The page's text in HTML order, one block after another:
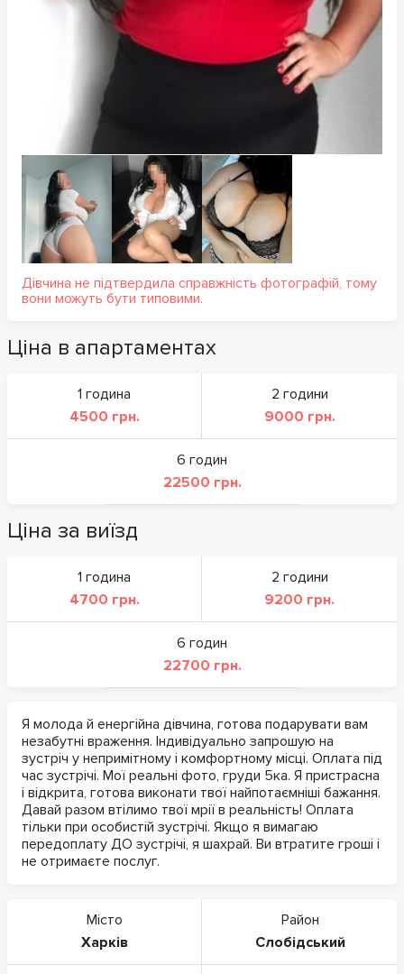
Дівчина не підтвердила справжність фотографій, тому
вони можуть бути типовими.
Ціна в апартаментах
1 година
4500 грн.
2 години
9000 грн.
6 годин
22500 грн.
Ціна за виїзд
1 година
4700 грн.
2 години
9200 грн.
6 годин
22700 грн.
Я молода й енергійна дівчина, готова подарувати вам
незабутні враження. Індивідуально запрошую на
зустріч у непримітному і комфортному місці. Оплата під
час зустрічі. Мої реальні фото, груди 5ка. Я пристрасна
і відкрита, готова виконати твої найпотаємніші бажання.
Давай разом втілимо твої мрії в реальність! Оплата
тільки при особистій зустрічі. Якщо я вимагаю
передоплату ДО зустрічі, я шахрай. Ви втратите гроші і
не отримаєте послуг.
Місто
Харків
Район
Слобідський